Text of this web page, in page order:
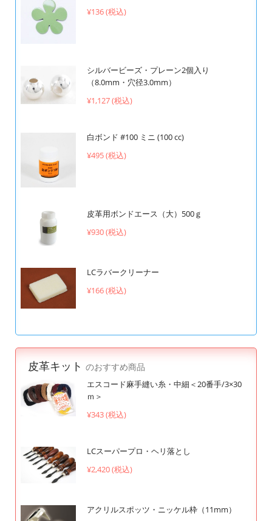
¥136 (税込)
シルバービーズ・プレーン2個入り
（8.0mm・穴径3.0mm）
¥1,127 (税込)
白ボンド #100 ミニ (100 cc)
¥495 (税込)
皮革用ボンドエース（大）500ｇ
¥930 (税込)
LCラバークリーナー
¥166 (税込)
皮革キット のおすすめ商品
エスコード麻手縫い糸・中細＜20番手/3×30
ｍ＞
¥343 (税込)
LCスーパープロ・ヘリ落とし
¥2,420 (税込)
アクリルスポッツ・ニッケル枠（11mm）